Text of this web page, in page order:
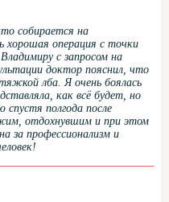
собирается на
хорошая операция с точки
с запросом на
доктор пояснил, что
лба. Я очень боялась
как всё будет, но
спустя полгода после
отдохнувшим и при этом
за профессионализм и